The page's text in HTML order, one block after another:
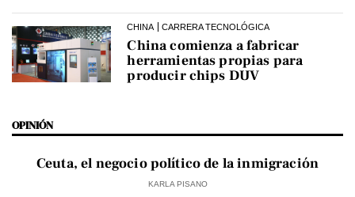
CHINA CARRERA TECNOLÓGICA
China comienza a fabricar
herramientas propias para
producir chips DUV
OPINIÓN
Ceuta, el negocio político de la inmigración
KARLA PISANO